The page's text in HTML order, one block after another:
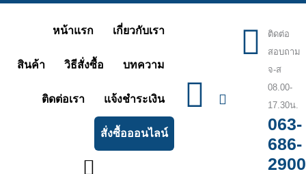
content
หน้าแรก เกี่ยวกับเรา
สินค้า วิธีสั่งซื้อ บทความ
ติดต่อเรา แจ้งชำระเงิน
สั่งซื้อออนไลน์
ติดต่อ
สอบถาม
จ-ส
08.00-
17.30น.
063-
686-
2900